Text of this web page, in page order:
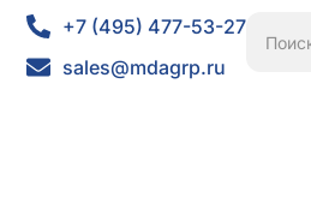
+7 (495) 477-53-27
sales@mdagrp.ru